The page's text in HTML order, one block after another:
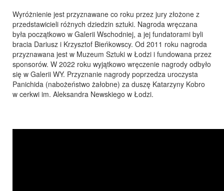
Wyróżnienie jest przyznawane co roku przez jury złożone z
przedstawicieli różnych dziedzin sztuki. Nagroda wręczana
była początkowo w Galerii Wschodniej, a jej fundatorami byli
bracia Dariusz i Krzysztof Bieńkowscy. Od 2011 roku nagroda
przyznawana jest w Muzeum Sztuki w Łodzi i fundowana przez
sponsorów. W 2022 roku wyjątkowo wręczenie nagrody odbyło
się w Galerii WY. Przyznanie nagrody poprzedza uroczysta
Panichida (nabożeństwo żałobne) za duszę Katarzyny Kobro
w cerkwi im. Aleksandra Newskiego w Łodzi.